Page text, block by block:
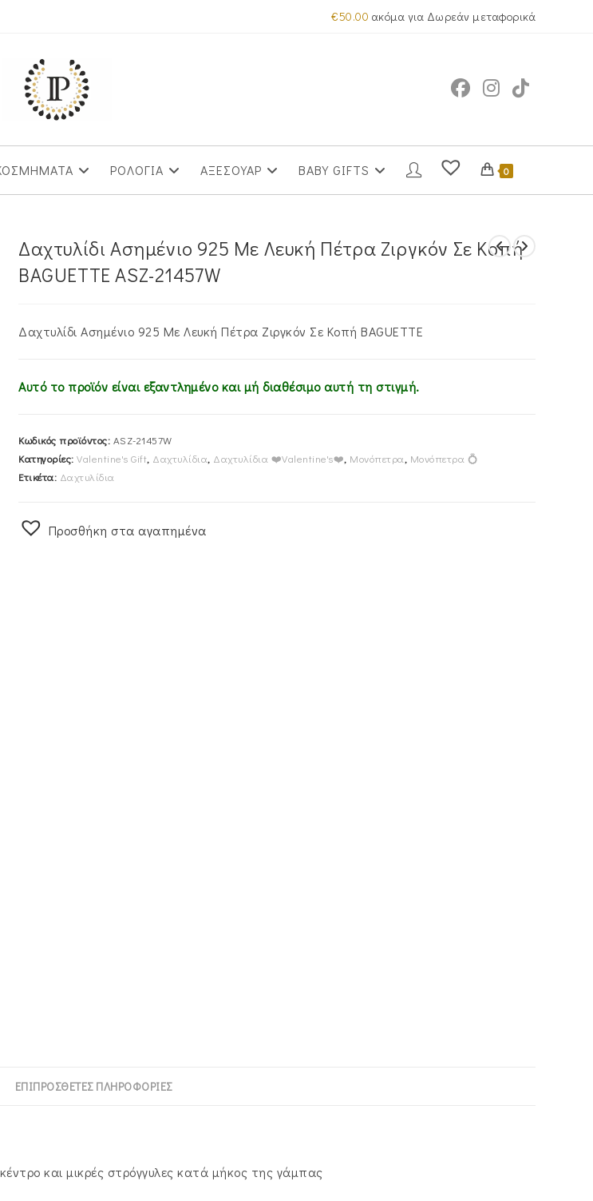
€50.00 ακόμα για Δωρεάν μεταφορικά
ΡΟΛΟΓΙΑ ΑΞΕΣΟΥΑΡ BABY GIFTS 0
Δαχτυλίδι Ασημένιο 925 Με Λευκή Πέτρα Ζιργκόν Σε Κοπή
BAGUETTE ASZ-21457W
Δαχτυλίδι Ασημένιο 925 Με Λευκή Πέτρα Ζιργκόν Σε Κοπή BAGUETTE
Αυτό το προϊόν είναι εξαντλημένο και μή διαθέσιμο αυτή τη στιγμή.
Κωδικός προϊόντος: ASZ-21457W
Κατηγορίες: Valentine's Gift, Δαχτυλίδια, Δαχτυλίδια ❤️Valentine's❤️, Μονόπετρα, Μονόπετρα 💍
Ετικέτα: Δαχτυλίδια
Προσθήκη στα αγαπημένα
ΕΠΙΠΡΌΣΘΕΤΕΣ ΠΛΗΡΟΦΟΡΊΕΣ
και μικρές στρόγγυλες κατά μήκος της γάμπας